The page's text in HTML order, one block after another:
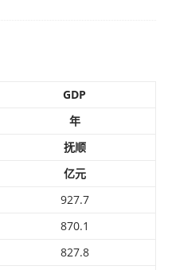
GDP
年
抚顺
亿元
927.7
870.1
827.8